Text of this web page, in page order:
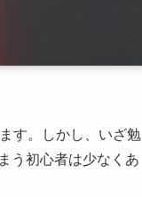
す。しかし、いざ勉
う初心者は少なくあ